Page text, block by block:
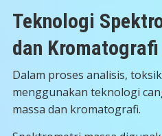
Teknologi
dan Kromatografi
Dalam proses analisis,
menggunakan teknologi
massa dan kromatografi.